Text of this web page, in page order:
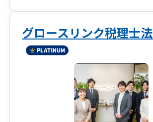
グロースリンク税理士